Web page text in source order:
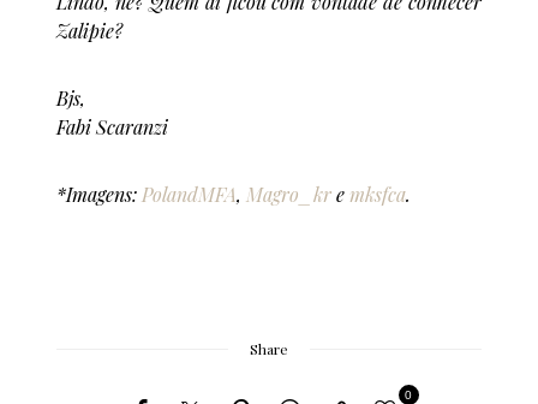
Zalipie?
Bjs,
Fabi Scaranzi
*Imagens: PolandMFA, Magro_kremksfca.
Share
0